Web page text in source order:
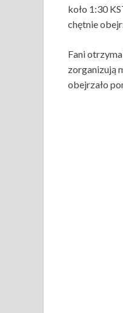
koło 1:30
chętnie
Fani
zorganizują
obejrzało